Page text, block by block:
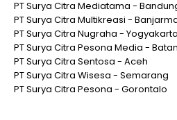
PT Surya Citra Mediatama -
PT Surya Citra Multikreasi -
PT Surya Citra Nugraha - Yogyakarta
PT Surya Citra Pesona Media -
PT Surya Citra Sentosa - Aceh
PT Surya Citra Wisesa - Semarang
PT Surya Citra Pesona - Gorontalo